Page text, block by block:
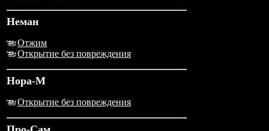
Неман
Отжим
Открытие без повреждения
Нора-М
Открытие без повреждения